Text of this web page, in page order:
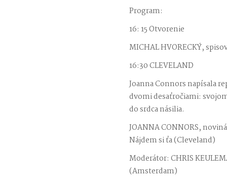
Program:
16: 15 Otvorenie
MICHAL HVORECKÝ,
16:30 CLEVELAND
Joanna Connors napísala
dvomi desaťročiami:
do srdca násilia.
JOANNA CONNORS,
Nájdem si ťa (Cleveland)
Moderátor: CHRIS
(Amsterdam)